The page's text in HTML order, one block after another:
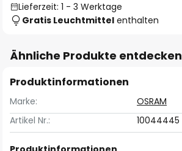
Lieferzeit: 1 - 3 Werktage
Gratis Leuchtmittel enthalten
Ähnliche Produkte entdecken
Produktinformationen
Marke:
OSRAM
Artikel Nr.:
10044445